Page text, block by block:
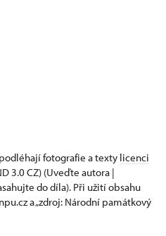
fotografie a texty licenci
3.0 CZ) (Uveďte autora |
do díla). Při užití obsahu
a „zdroj: Národní památkový